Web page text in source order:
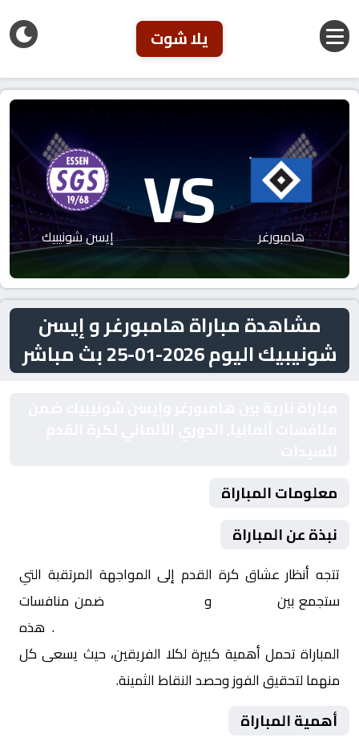
يلا شوت
هامبورغر VS إيسن شونيبيك
مشاهدة مباراة هامبورغر و إيسن
شونيبيك اليوم 2026-01-25 بث مباشر
معلومات المباراة
نبذة عن المباراة
تتجه أنظار عشاق كرة القدم إلى المواجهة المرتقبة التي
ستجمع بين
و
ضمن منافسات
. هذه
المباراة تحمل أهمية كبيرة لكلا الفريقين، حيث يسعى كل
منهما لتحقيق الفوز وحصد النقاط الثمينة.
أهمية المباراة